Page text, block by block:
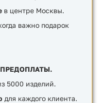
в центре Москвы.
важно подарок
ПРЕДОПЛАТЫ.
5000 изделий.
для каждого клиента.